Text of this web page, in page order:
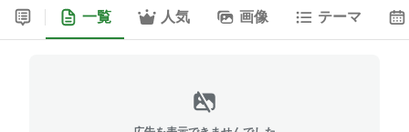
一覧 人気 画像 テーマ